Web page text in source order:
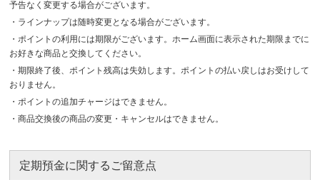
予告なく変更する場合がございます。
・ラインナップは随時変更となる場合がございます。
・ポイントの利用には期限がございます。ホーム画面に表示された期限までに
お好きな商品と交換してください。
・期限終了後、ポイント残高は失効します。ポイントの払い戻しはお受けして
おりません。
・ポイントの追加チャージはできません。
・商品交換後の商品の変更・キャンセルはできません。
定期預金に関するご留意点